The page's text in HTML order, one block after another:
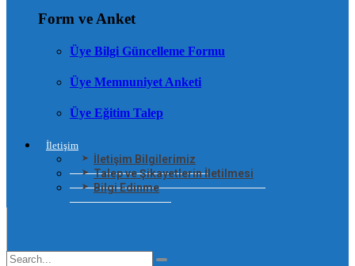
Form ve Anket
Üye Bilgi Güncelleme Formu
Üye Memnuniyet Anketi
Üye Eğitim Talep
İletişim
İletişim Bilgilerimiz
Talep ve Şikayetlerin İletilmesi
Bilgi Edinme